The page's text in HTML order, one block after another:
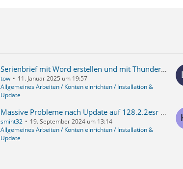
Serienbrief mit Word erstellen und mit Thunderbird versenden - Windows 11
tow
11. Januar 2025 um 19:57
Allgemeines Arbeiten / Konten einrichten / Installation &
Update
Massive Probleme nach Update auf 128.2.2esr (64-Bit)
smint32
19. September 2024 um 13:14
Allgemeines Arbeiten / Konten einrichten / Installation &
Update